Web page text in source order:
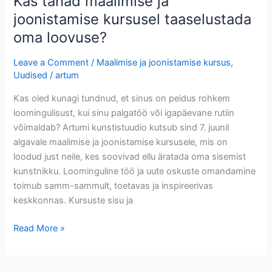
joonistamise kursusel taaselustada
oma loovuse?
Leave a Comment / Maalimise ja joonistamise kursus,
Uudised /artum
Kas oled kunagi tundnud, et sinus on peidus rohkem
loomingulisust, kui sinu palgatöö või igapäevane rutiin
võimaldab? Artumi kunstistuudio kutsub sind 7. juunil
algavale maalimise ja joonistamise kursusele, mis on
loodud just neile, kes soovivad ellu äratada oma sisemist
kunstnikku. Loominguline töö ja uute oskuste omandamine
toimub samm-sammult, toetavas ja inspireerivas
keskkonnas. Kursuste sisu ja
Read More »